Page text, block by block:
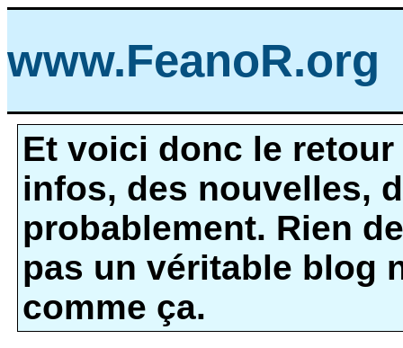
www.FeanoR.org
Et voici donc le
infos, des nouvelles,
probablement. Rien
pas un véritable blog
comme ça.